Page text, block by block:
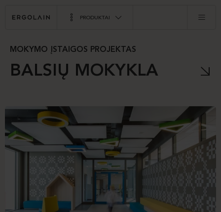
PRODUKTAI
MOKYMO ĮSTAIGOS PROJEKTAS
BALSIŲ MOKYKLA